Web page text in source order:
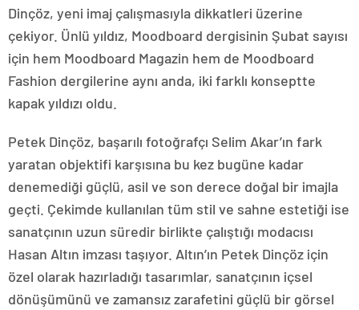
Dinçöz, yeni imaj çalışmasıyla dikkatleri üzerine
çekiyor. Ünlü yıldız, Moodboard dergisinin Şubat sayısı
için hem Moodboard Magazin hem de Moodboard
Fashion dergilerine aynı anda, iki farklı konseptte
kapak yıldızı oldu.
Petek Dinçöz, başarılı fotoğrafçı Selim Akar’ın fark
yaratan objektifi karşısına bu kez bugüne kadar
denemediği güçlü, asil ve son derece doğal bir imajla
geçti. Çekimde kullanılan tüm stil ve sahne estetiği ise
sanatçının uzun süredir birlikte çalıştığı modacısı
Hasan Altın imzası taşıyor. Altın’ın Petek Dinçöz için
özel olarak hazırladığı tasarımlar, sanatçının içsel
dönüşümünü ve zamansız zarafetini güçlü bir görsel